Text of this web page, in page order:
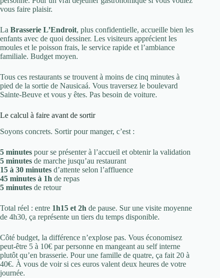
vous faire plaisir.
La Brasserie L’Endroit, plus confidentielle, accueille bien les
enfants avec de quoi dessiner. Les visiteurs apprécient les
moules et le poisson frais, le service rapide et l’ambiance
familiale. Budget moyen.
Tous ces restaurants se trouvent à moins de cinq minutes à
pied de la sortie de Nausicaá. Vous traversez le boulevard
Sainte-Beuve et vous y êtes. Pas besoin de voiture.
Le calcul à faire avant de sortir
Soyons concrets. Sortir pour manger, c’est :
5 minutes pour se présenter à l’accueil et obtenir la validation
5 minutes de marche jusqu’au restaurant
15 à 30 minutes d’attente selon l’affluence
45 minutes à 1h de repas
5 minutes de retour
Total réel : entre 1h15 et 2h de pause. Sur une visite moyenne
de 4h30, ça représente un tiers du temps disponible.
Côté budget, la différence n’explose pas. Vous économisez
peut-être 5 à 10€ par personne en mangeant au self interne
plutôt qu’en brasserie. Pour une famille de quatre, ça fait 20 à
40€. À vous de voir si ces euros valent deux heures de votre
journée.